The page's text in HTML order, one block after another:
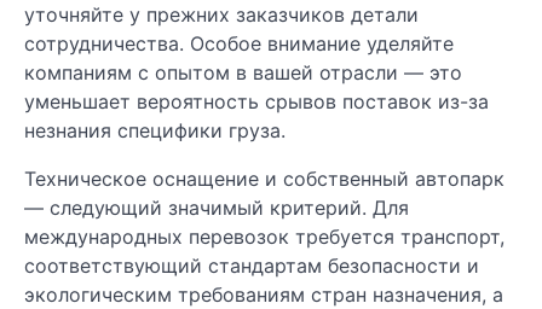
уточняйте у прежних заказчиков детали
сотрудничества. Особое внимание уделяйте
компаниям с опытом в вашей отрасли — это
уменьшает вероятность срывов поставок из-за
незнания специфики груза.
Техническое оснащение и собственный автопарк
— следующий значимый критерий. Для
международных перевозок требуется транспорт,
соответствующий стандартам безопасности и
экологическим требованиям стран назначения, а